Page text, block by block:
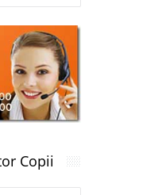
Copii